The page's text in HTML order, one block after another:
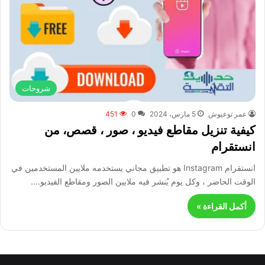
شروحات
عمر توعيوش 5 مارس، 2024 0
451
كيفية تنزيل مقاطع فيديو ، صور ، قصص، من
انستقرام
انستقرام Instagram هو تطبيق مجاني يستخدمه ملايين المستخدمين في
الوقت الحاضر ، وكل يوم يُنشر فيه ملايين الصور ومقاطع الفيديو.…
أكمل القراءة »